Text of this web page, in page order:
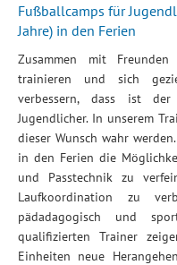
Fußballcamps für
Jahre) in den Ferien
Zusammen mit
trainieren und sich
verbessern, dass ist
Jugendlicher. In unserem
dieser Wunsch wahr
in den Ferien die
und Passtechnik zu
Laufkoordination zu
pädadagogisch und
qualifizierten Trainer
Einheiten neue